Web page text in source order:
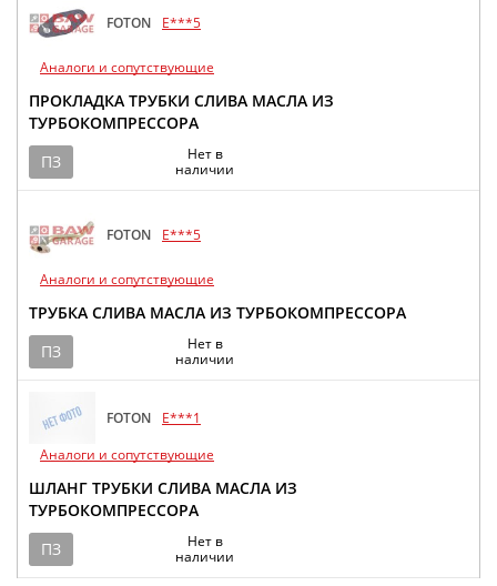
FOTON E***5
Аналоги и сопутствующие
ПРОКЛАДКА ТРУБКИ СЛИВА МАСЛА ИЗ
ТУРБОКОМПРЕССОРА
ПЗ
Нет в
наличии
FOTON E***5
Аналоги и сопутствующие
ТРУБКА СЛИВА МАСЛА ИЗ ТУРБОКОМПРЕССОРА
ПЗ
Нет в
наличии
FOTON
E***1
Аналоги и сопутствующие
ШЛАНГ ТРУБКИ СЛИВА МАСЛА ИЗ
ТУРБОКОМПРЕССОРА
ПЗ
Нет в
наличии